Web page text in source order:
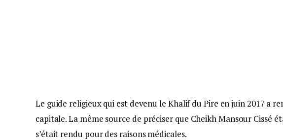
Le guide religieux qui est devenu le Khalif du Pire en juin 2017 a
capitale. La même source de préciser que Cheikh Mansour Cissé
s’était rendu pour des raisons médicales.